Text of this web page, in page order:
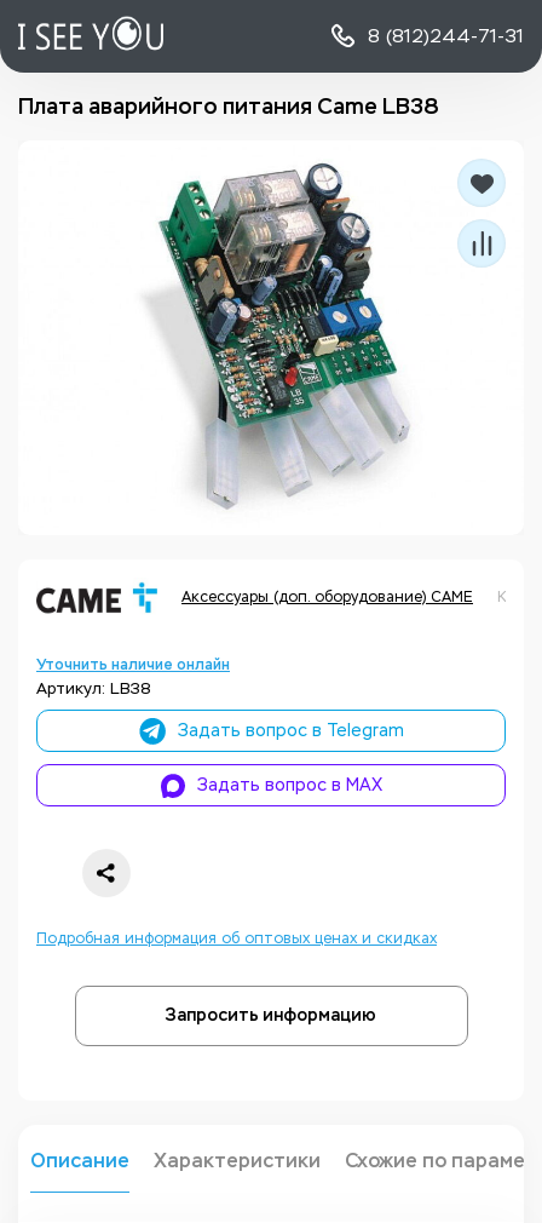
8 (812)244-71-31
Плата аварийного питания Came LB38
Аксессуары (доп. оборудование) CAME Код
Уточнить наличие онлайн
Артикул: LB38
Задать вопрос в Telegram
Задать вопрос в MAX
Подробная информация об оптовых ценах и скидках
Запросить информацию
Описание Характеристики Схожие по